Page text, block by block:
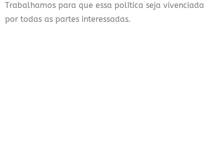
Trabalhamos para que essa política seja vivenciada
por todas as partes interessadas.